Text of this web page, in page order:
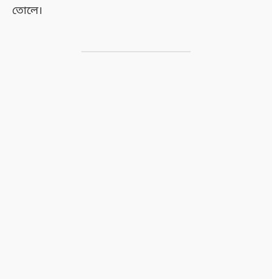
তোলে।